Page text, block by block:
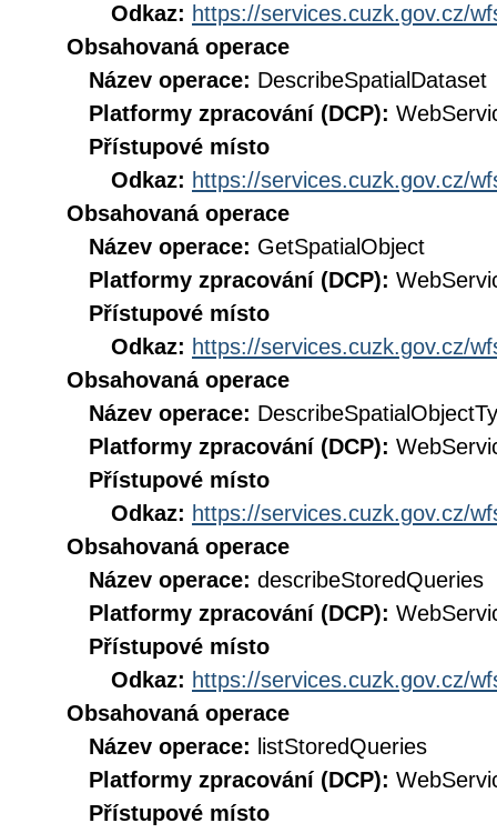
Odkaz: https://services.cuzk.gov.cz/
Obsahovaná operace
Název operace: DescribeSpatialDataset
Platformy zpracování (DCP):
Přístupové místo
Odkaz: https://services.cuzk.gov.cz/
Obsahovaná operace
Název operace: GetSpatialObject
Platformy zpracování (DCP):
Přístupové místo
Odkaz: https://services.cuzk.gov.cz/
Obsahovaná operace
Název operace:
Platformy zpracování (DCP):
Přístupové místo
Odkaz: https://services.cuzk.gov.cz/
Obsahovaná operace
Název operace: describeStoredQueries
Platformy zpracování (DCP):
Přístupové místo
Odkaz: https://services.cuzk.gov.cz/
Obsahovaná operace
Název operace: listStoredQueries
Platformy zpracování (DCP):
Přístupové místo